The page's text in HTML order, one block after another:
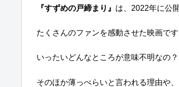
『すずめの戸締まり』 は、2022年に公
たくさんのファンを感動させた映画で
いったいどんなところが意味不明なの？
そのほか薄っぺらいと言われる理由や